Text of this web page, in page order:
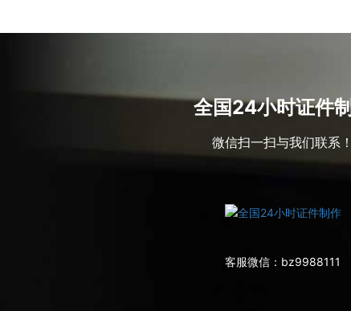
全国24小时证件
微信扫一扫与我们联系！
客服微信： bz9988111